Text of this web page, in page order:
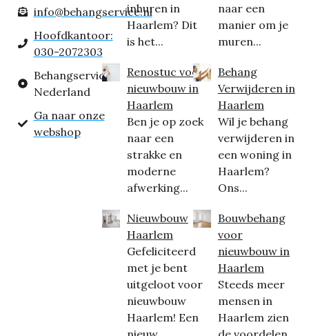
info@behangservice.nl
Hoofdkantoor:
030-2072303
Behangservice
Nederland
Ga naar onze
webshop
inhuren in
Haarlem? Dit
is het...
Renostuc voor
nieuwbouw in
Haarlem
Ben je op zoek
naar een
strakke en
moderne
afwerking...
Nieuwbouw
Haarlem
Gefeliciteerd
met je bent
uitgeloot voor
nieuwbouw
Haarlem! Een
naar een
manier om je
muren...
Behang
Verwijderen in
Haarlem
Wil je behang
verwijderen in
een woning in
Haarlem?
Ons...
Bouwbehang
voor
nieuwbouw in
Haarlem
Steeds meer
mensen in
Haarlem zien